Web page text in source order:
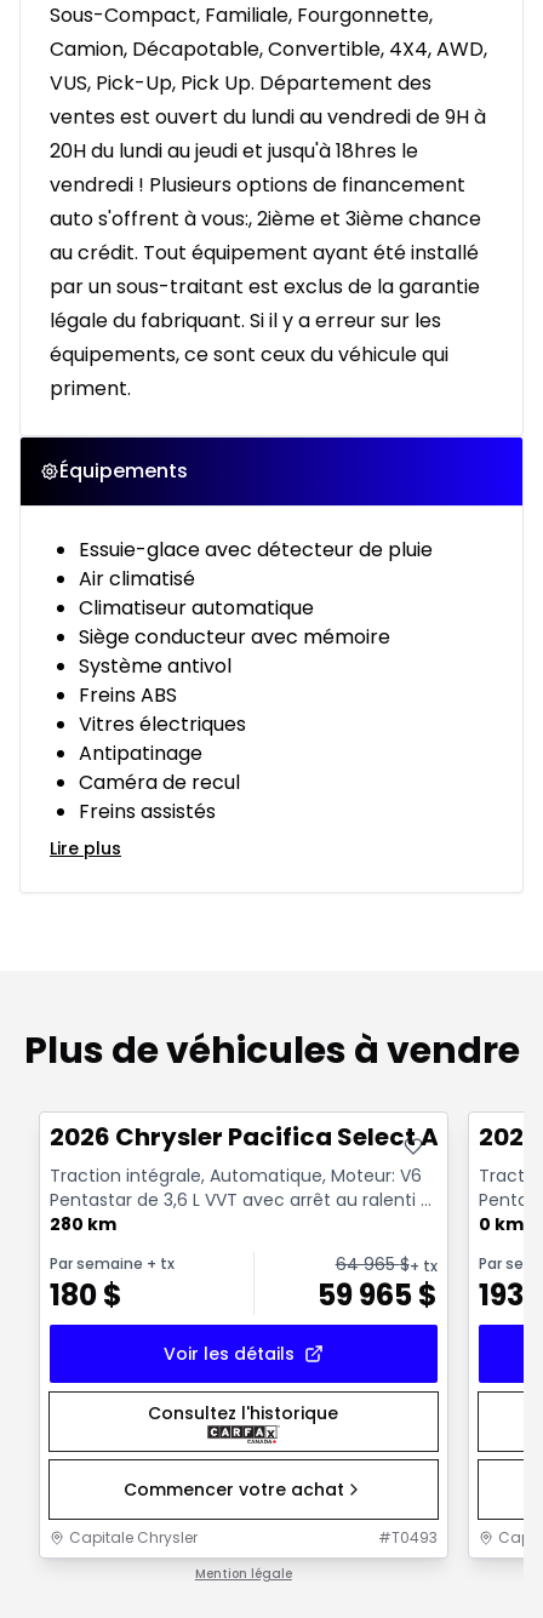
Sous-Compact, Familiale, Fourgonnette,
Camion, Décapotable, Convertible, 4X4, AWD,
VUS, Pick-Up, Pick Up. Département des
ventes est ouvert du lundi au vendredi de 9H à
20H du lundi au jeudi et jusqu'à 18hres le
vendredi ! Plusieurs options de financement
auto s'offrent à vous:, 2ième et 3ième chance
au crédit. Tout équipement ayant été installé
par un sous-traitant est exclus de la garantie
légale du fabriquant. Si il y a erreur sur les
équipements, ce sont ceux du véhicule qui
priment.
Équipements
Essuie-glace avec détecteur de pluie
Air climatisé
Climatiseur automatique
Siège conducteur avec mémoire
Système antivol
Freins ABS
Vitres électriques
Antipatinage
Caméra de recul
Freins assistés
Lire plus
Plus de véhicules à vendre
2026 Chrysler Pacifica Select AWD
Traction intégrale, Automatique, Moteur: V6
Pentastar de 3,6 L VVT avec arrêt au ralenti -
6 Cyl. - ...
280 km
Par semaine + tx
180$
64 965$+ tx
59 965$
Voir les détails
Consultez l'historique
Commencer votre achat
Capitale Chrysler #T0493
Mention légale
6 Cyl. -
0 km
Par
193